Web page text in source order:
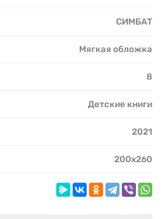
СИМБАТ
Мягкая обложка
8
Детские книги
2021
200х260